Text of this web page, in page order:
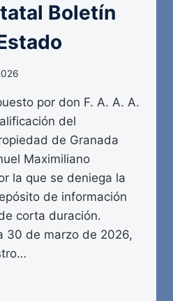
Boletín
por don F. A. A. A.
del
de Granada
Maximiliano
la que se deniega la
de información
corta duración.
30 de marzo de 2026,